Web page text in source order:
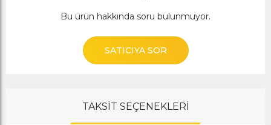
Bu ürün hakkında soru bulunmuyor.
SATICIYA SOR
TAKSİT SEÇENEKLERİ